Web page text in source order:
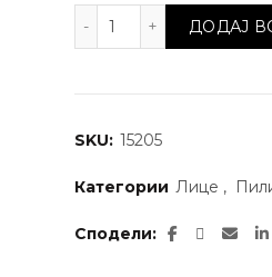
Пилинг за лице
ДОДАЈ
SKU: 15205
Категории Лице ,
Сподели